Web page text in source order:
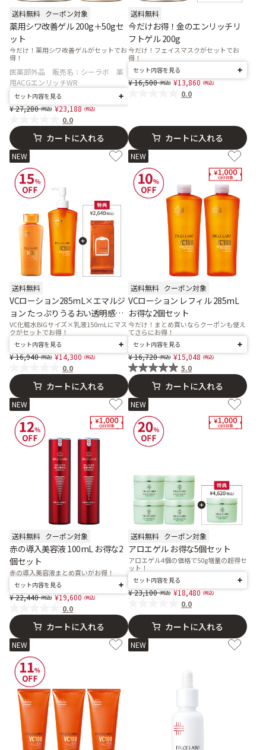
送料無料 クーポン対象
薬用シワ改善ゲル 200g＋50gセ
ット
今だけ！薬用シワ改善ゲルがセットでお
得！
医薬部外品 販売名：シーラボ 薬
用ACGエンリッチWR
セット内容を見る
Price reduced from
27,280to
23,188
0.0
カートに入れる
送料無料
今だけお得！金のエンリッチリ
フトゲル 200g
今だけ！フェイスマスクがセットでお
得！
セット内容を見る
Price reduced from
16,500to
13,860
0.0
カートに入れる
NEW
送料無料
VCローション285mL×エマルジ
ョン たっぷりうるおい透明感セ
ット
VC化粧水BIGサイズ×乳液150mLにマス
クがセットでお得！
セット内容を見る
Price reduced from
16,940to
14,300
0.0
カートに入れる
NEW
送料無料 クーポン対象
VCローション レフィル 285mL
お得な2個セット
今だけ！まとめ買いならクーポンも使え
てさらにお得！
セット内容を見る
Price reduced from
16,720to
15,048
5.0
カートに入れる
NEW
送料無料 クーポン対象
赤の導入美容液 100mL お得な2
個セット
赤の導入美容液まとめ買いがお得！
セット内容を見る
Price reduced from
22,440to
19,600
0.0
カートに入れる
NEW
送料無料 クーポン対象
アロエゲル お得な5個セット
アロエゲル4個の価格で50g増量の超得セ
ット！
セット内容を見る
Price reduced from
23,100to
18,480
0.0
カートに入れる
NEW NEW